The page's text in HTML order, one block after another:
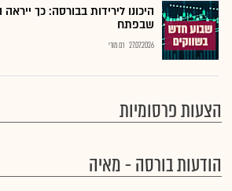
היכונו לירידות בבורסה: כך
שבפתח
27.07.2026 רם מורי
הצעות פרסומיות
הודעות בורסה - מאיה